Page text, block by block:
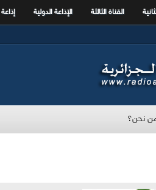
القناة الثالثة الإذاعة الدولية
نحن؟